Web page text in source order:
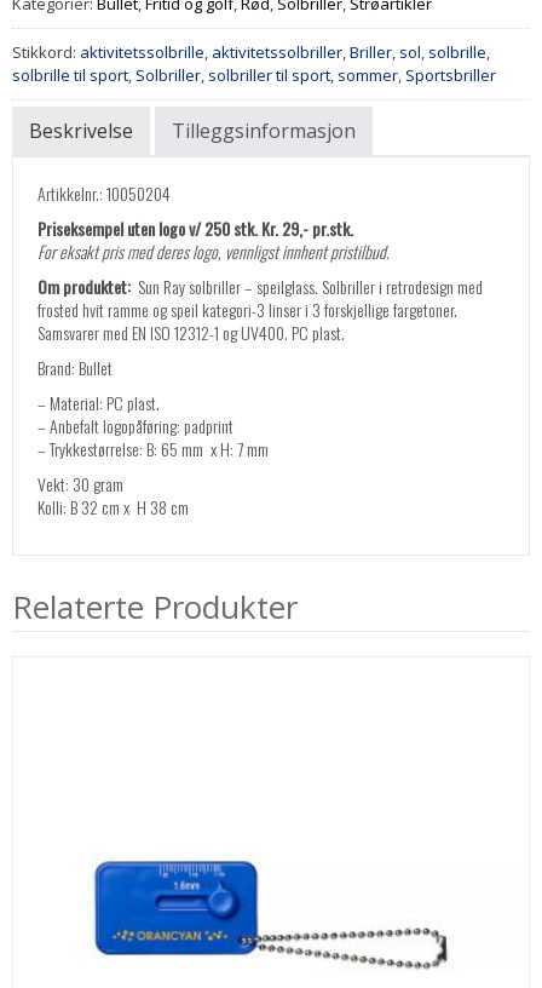
Stikkord: aktivitetssolbrille, aktivitetssolbriller,Briller, sol, solbrille,
solbrille til sport, Solbriller, solbriller til sport, sommer, Sportsbriller
Beskrivelse Tilleggsinformasjon
Artikkelnr.: 10050204
Priseksempel uten logo v/ 250 stk. Kr. 29,- pr.stk.
For eksakt pris med deres logo, vennligst innhent pristilbud.
Om produktet: Sun Ray solbriller – speilglass. Solbriller i retrodesign med
frosted hvit ramme og speil kategori-3 linser i 3 forskjellige fargetoner.
Samsvarer med EN ISO 12312-1 og UV400. PC plast.
Brand: Bullet
– Material: PC plast.
– Anbefalt logopåføring: padprint
– Trykkestørrelse: B: 65 mm x H: 7 mm
Vekt: 30 gram
Kolli: B 32 cm x H 38 cm
Relaterte Produkter